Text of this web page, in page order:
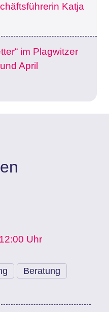
Katja
im Plagwitzer
April
Uhr
Beratung